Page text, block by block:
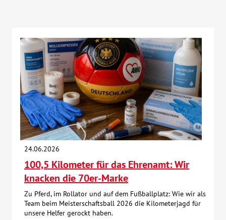
24.06.2026
100,5 Kilometer für das Ehrenamt: Wir
knacken die 70er-Marke
Zu Pferd, im Rollator und auf dem Fußballplatz: Wie wir als
Team beim Meisterschaftsball 2026 die Kilometerjagd für
unsere Helfer gerockt haben.